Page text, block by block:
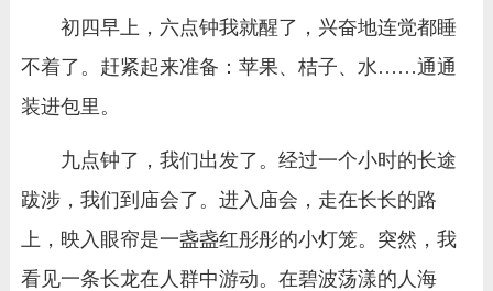
初四早上，六点钟我就醒了，兴奋地连觉都睡
不着了。赶紧起来准备：苹果、桔子、水……通通
装进包里。
九点钟了，我们出发了。经过一个小时的长途
跋涉，我们到庙会了。进入庙会，走在长长的路
上，映入眼帘是一盏盏红彤彤的小灯笼。突然，我
看见一条长龙在人群中游动。在碧波荡漾的人海